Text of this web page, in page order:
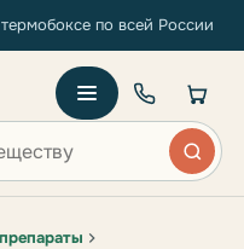
по всей России